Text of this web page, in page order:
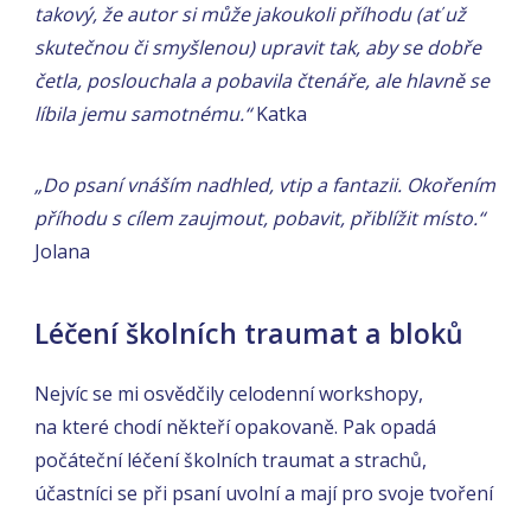
takový, že autor si může jakoukoli příhodu (ať už
skutečnou či smyšlenou) upravit tak, aby se dobře
četla, poslouchala a pobavila čtenáře, ale hlavně se
líbila jemu samotnému.“Katka
„Do psaní vnáším nadhled, vtip a fantazii. Okořením
příhodu s cílem zaujmout, pobavit, přiblížit místo.“
Jolana
Léčení školních traumat a bloků
Nejvíc se mi osvědčily celodenní workshopy,
na které chodí někteří opakovaně. Pak opadá
počáteční léčení školních traumat a strachů,
účastníci se při psaní uvolní a mají pro svoje tvoření